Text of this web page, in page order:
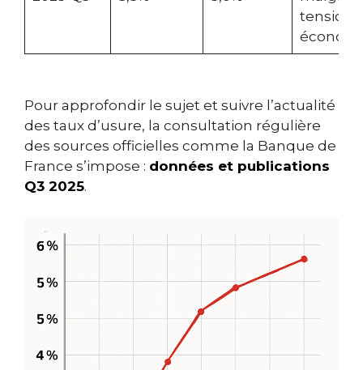
tensions
Pour approfondir le sujet et suivre l’actualité
des taux d’usure, la consultation régulière
des sources officielles comme la Banque de
France s’impose : données et publications
Q3 2025.